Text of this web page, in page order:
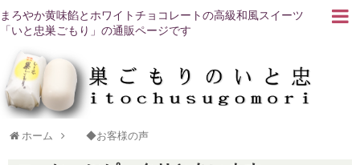
まろやか黄味餡とホワイトチョコレートの高級和風スイーツ
「いと忠巣ごもり」の通販ページです
ホーム ◆お客様の声